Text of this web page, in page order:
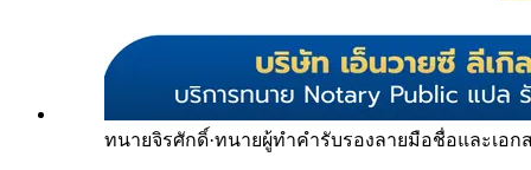
ทนายจิรศักดิ์·ทนายผู้ทำคำรับรองลายมือชื่อและเอก